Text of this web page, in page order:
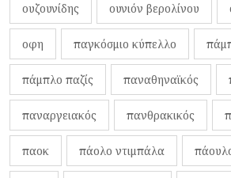
ουζουνίδης ουνιόν βερολίνου
οφη παγκόσμιο κύπελλο
πάμπλο παζίς παναθηναϊκός
παναργειακός πανθρακικός
παοκ πάολο ντιμπάλα